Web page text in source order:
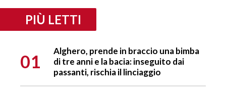
PIÙ LETTI
01
Alghero, prende in braccio una bimba
di tre anni e la bacia: inseguito dai
passanti, rischia il linciaggio